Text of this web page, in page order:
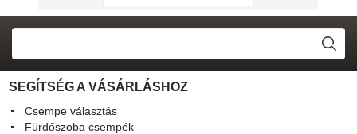
SEGÍTSÉG A VÁSÁRLÁSHOZ
Csempe választás
Fürdőszoba csempék